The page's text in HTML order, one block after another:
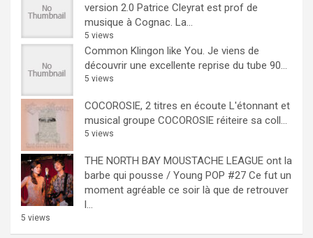
version 2.0 Patrice Cleyrat est prof de
musique à Cognac. La...
5 views
Common Klingon like You. Je viens de
découvrir une excellente reprise du tube 90...
5 views
COCOROSIE, 2 titres en écoute L'étonnant et
musical groupe COCOROSIE réiteire sa coll...
5 views
THE NORTH BAY MOUSTACHE LEAGUE ont la
barbe qui pousse / Young POP #27 Ce fut un
moment agréable ce soir là que de retrouver
l...
5 views